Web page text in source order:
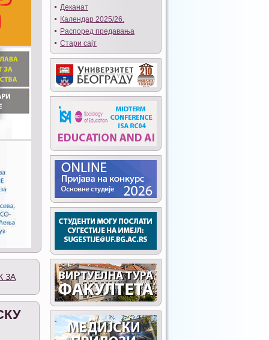
ЗА
Деканат
Календар 2025/26.
Распоред предавања
Стари сајт